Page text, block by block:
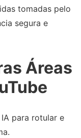
tomadas pelo
segura e
Áreas
IA para rotular e